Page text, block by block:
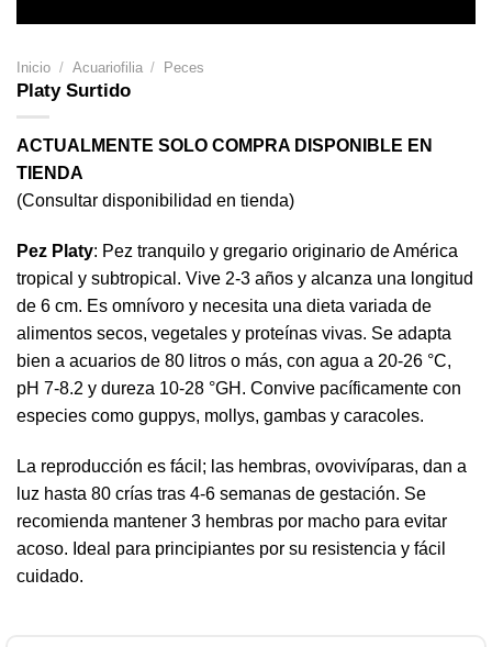
Inicio / Acuariofilia / Peces
Platy Surtido
ACTUALMENTE SOLO COMPRA DISPONIBLE EN
TIENDA
(Consultar disponibilidad en tienda)
Pez Platy: Pez tranquilo y gregario originario de América
tropical y subtropical. Vive 2-3 años y alcanza una longitud
de 6 cm. Es omnívoro y necesita una dieta variada de
alimentos secos, vegetales y proteínas vivas. Se adapta
bien a acuarios de 80 litros o más, con agua a 20-26 °C,
pH 7-8.2 y dureza 10-28 °GH. Convive pacíficamente con
especies como guppys, mollys, gambas y caracoles.
La reproducción es fácil; las hembras, ovovivíparas, dan a
luz hasta 80 crías tras 4-6 semanas de gestación. Se
recomienda mantener 3 hembras por macho para evitar
acoso. Ideal para principiantes por su resistencia y fácil
cuidado.